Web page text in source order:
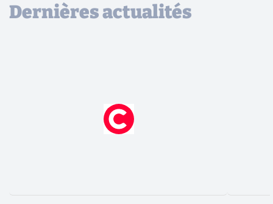
Dernières actualités